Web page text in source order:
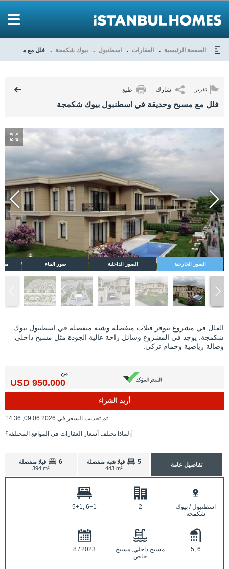
الصفحة الرئيسية العقارات اسطنبول بيوك شكمجة فلل مع مسبح
تقرير شارك طبع
فلل مع مسبح وحديقة في اسطنبول بيوك شكمجة
الصور الخارجية الصور الداخلية صور البناء
الفلل في مشروع يتوفر فيلات منفصلة وشبه منفصلة في اسطنبول بيوك
شكمجة. يوجد في المشروع وسائل راحة عالية الجودة مثل مسبح داخلي
وصالة رياضية وحمام تركي.
من
950.000 USD
أريد الشراء
تم تحديث السعر في 09.06.2026, 14.36
لماذا تختلف أسعار العقارات في المواقع المختلفة؟
تفاصيل عامة 5
فيلا شبه منفصلة
443 m²
6
فيلا منفصلة
394 m²
اسطنبول / بيوك
شكمجة
2
5+1, 6+1
5, 6
مسبح داخلي, مسبح
خاص
8 / 2023